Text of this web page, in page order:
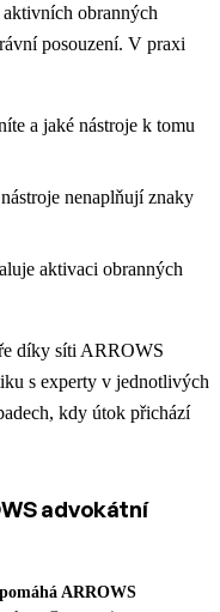
aktivních obranných
posouzení. V praxi
a jaké nástroje k tomu
nenaplňují znaky
aktivaci obranných
díky síti ARROWS
s experty v jednotlivých
kdy útok přichází
advokátní
ARROWS